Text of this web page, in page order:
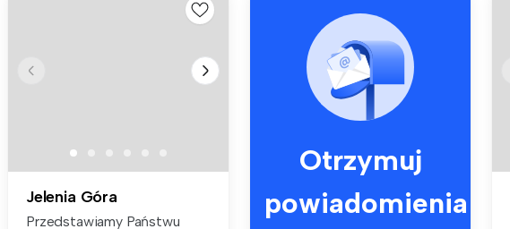
Jelenia Góra
Przedstawiamy Państwu
Otrzymuj
powiadomienia